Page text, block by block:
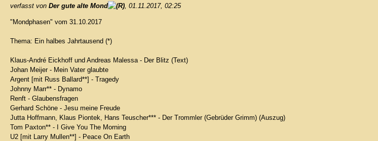
verfasst von Der gute alte Mond , 01.11.2017, 02:25
"Mondphasen" vom 31.10.2017
Thema: Ein halbes Jahrtausend (*)
Klaus-André Eickhoff und Andreas Malessa - Der Blitz (Text)
Johan Meijer - Mein Vater glaubte
Argent [mit Russ Ballard**] - Tragedy
Johnny Marr** - Dynamo
Renft - Glaubensfragen
Gerhard Schöne - Jesu meine Freude
Jutta Hoffmann, Klaus Piontek, Hans Teuscher*** - Der Trommler (Gebrüder Grimm) (Auszug)
Tom Paxton** - I Give You The Morning
U2 [mit Larry Mullen**] - Peace On Earth